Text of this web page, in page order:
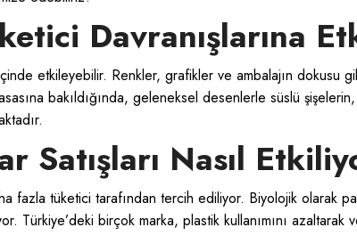
Davranışlarına
etkileyebilir. Renkler, grafikler ve ambalajın dokusu
bakıldığında, geleneksel desenlerle süslü
Satışları Nasıl
fazla tüketici tarafından tercih ediliyor. Biyolojik olarak
Türkiye’deki birçok marka, plastik kullanımını